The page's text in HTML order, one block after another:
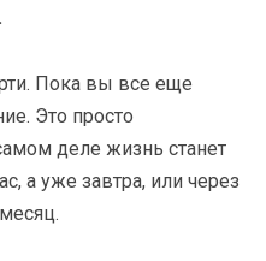
Пока вы все еще
Это просто
деле жизнь станет
а уже завтра, или через